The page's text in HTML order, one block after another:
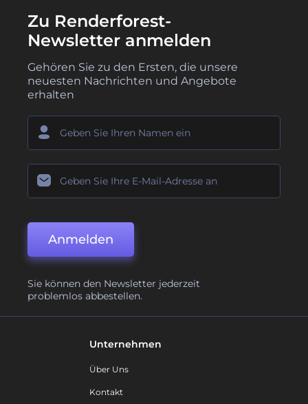
Zu Renderforest-
Newsletter anmelden
Gehören Sie zu den Ersten, die unsere
neuesten Nachrichten und Angebote
erhalten
Anmelden
Sie können den Newsletter jederzeit
problemlos abbestellen.
Unternehmen
Über Uns
Kontakt